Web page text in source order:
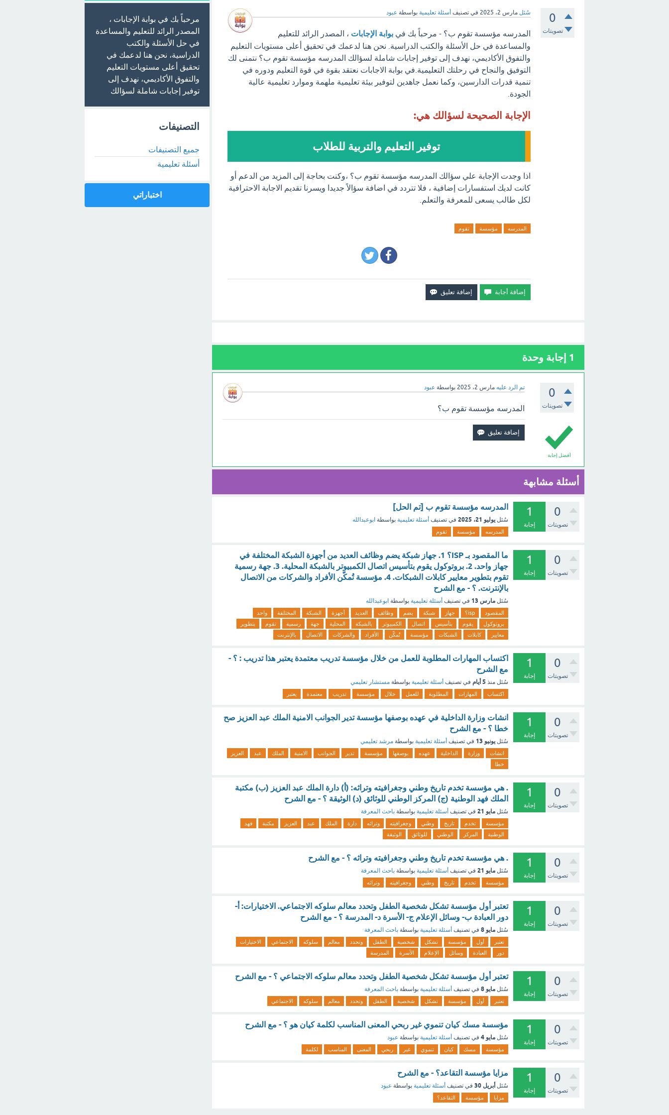
0
تصويتات
سُئل مارس 2، 2025 في تصنيف أسئلة تعليمية بواسطة عبود
المدرسه مؤسسة تقوم ب؟ - مرحباً بك في بوابة الإجابات ، المصدر الرائد للتعليم
والمساعدة في حل الأسئلة والكتب الدراسية. نحن هنا لدعمك في تحقيق أعلى مستويات التعليم
والتفوق الأكاديمي، نهدف إلى توفير إجابات شاملة لسؤالك المدرسه مؤسسة تقوم ب؟ نتمنى لك
التوفيق والنجاح في رحلتك التعليمية.في بوابة الاجابات نعتقد بقوة في قوة التعليم ودوره في
تنمية قدرات الدارسين، وكما نعمل جاهدين لتوفير بيئة تعليمية ملهمة وموارد تعليمية عالية
الجودة.
الإجابة الصحيحة لسؤالك هي:
توفير التعليم والتربية للطلاب
اذا وجدت الإجابة علي سؤالك المدرسه مؤسسة تقوم ب؟ ،وكنت بحاجة إلى المزيد من الدعم أو
كانت لديك استفسارات إضافية ، فلا تتردد في اضافة سؤالاً جديدا ويسرنا تقديم الاجابة الاحترافية
لكل طالب يسعى للمعرفة والتعلم.
المدرسه مؤسسة تقوم
1 إجابة وحدة
0
تصويتات
تم الرد عليه مارس 2، 2025 بواسطة عبود
أفضل إجابة
المدرسه مؤسسة تقوم ب؟
أسئلة مشابهة
0
تصويتات
1
إجابة
المدرسه مؤسسة تقوم ب [تم الحل]
سُئل يوليو 21، 2025 في تصنيف أسئلة تعليمية بواسطة ابوعبدالله
المدرسه مؤسسة تقوم
0
تصويتات
1
إجابة
ما المقصود بـ ISP؟ 1. جهاز شبكة يضم وظائف العديد من أجهزة الشبكة المختلفة في
جهاز واحد. 2. بروتوكول يقوم بتأسيس اتصال الكمبيوتر بالشبكة المحلية. 3. جهة رسمية
تقوم بتطوير معايير كابلات الشبكات. 4. مؤسسة تُمكّن الأفراد والشركات من الاتصال
بالإنترنت. ؟ - مع الشرح
سُئل مارس 13 في تصنيف أسئلة تعليمية بواسطة ابوعبدالله
المقصود isp؟ جهاز شبكة يضم وظائف العديد أجهزة الشبكة المختلفة
واحد
بروتوكول
يقوم بتأسيس اتصال الكمبيوتر بالشبكة المحلية جهة رسمية تقوم
بتطوير
معايير
كابلات الشبكات مؤسسة تُمكّن الأفراد والشركات الاتصال بالإنترنت
0
تصويتات
1
إجابة
اكتساب المهارات المطلوبة للعمل من خلال مؤسسة تدريب معتمدة يعتبر هذا تدريب : ؟ -
مع الشرح
سُئل منذ 5 أيام في تصنيف أسئلة تعليمية بواسطة مستشار تعليمي
اكتساب المهارات المطلوبة للعمل خلال مؤسسة تدريب معتمدة يعتبر
0
تصويتات
1
إجابة
انشات وزارة الداخلية في عهده بوصفها مؤسسة تدير الجوانب الامنية الملك عبد العزيز صح
خطا ؟ - مع الشرح
سُئل يونيو 13 في تصنيف أسئلة تعليمية بواسطة مرشد تعليمي
انشات وزارة الداخلية عهده بوصفها مؤسسة تدير الجوانب الامنية الملك عبد
العزيز
خطا
0
تصويتات
1
إجابة
. هي مؤسسة تخدم تاريخ وطني وجغرافيته وتراثه: (أ) دارة الملك عبد العزيز (ب) مكتبة
الملك فهد الوطنية (ج) المركز الوطني للوثائق (د) الوثيقة ؟ - مع الشرح
سُئل مايو 21 في تصنيف أسئلة تعليمية بواسطة باحث المعرفة
مؤسسة تخدم تاريخ وطني وجغرافيته وتراثه دارة الملك عبد العزيز مكتبة
فهد
الوطنية
المركز الوطني للوثائق الوثيقة
0
تصويتات
1
إجابة
. هي مؤسسة تخدم تاريخ وطني وجغرافيته وتراثه ؟ - مع الشرح
سُئل مايو 21 في تصنيف أسئلة تعليمية بواسطة باحث المعرفة
مؤسسة تخدم تاريخ وطني وجغرافيته وتراثه
0
تصويتات
1
إجابة
تعتبر أول مؤسسة تشكل شخصية الطفل وتحدد معالم سلوكه الاجتماعي. الاختيارات: أ-
دور العبادة ب- وسائل الإعلام ج- الأسرة د- المدرسة ؟ - مع الشرح
سُئل مايو 8 في تصنيف أسئلة تعليمية بواسطة باحث المعرفة
تعتبر أول مؤسسة تشكل شخصية الطفل وتحدد معالم سلوكه الاجتماعي
الاختيارات
دور
العبادة وسائل الإعلام الأسرة المدرسة
0
تصويتات
1
إجابة
تعتبر أول مؤسسة تشكل شخصية الطفل وتحدد معالم سلوكه الاجتماعي ؟ - مع الشرح
سُئل مايو 8 في تصنيف أسئلة تعليمية بواسطة باحث المعرفة
تعتبر أول مؤسسة تشكل شخصية الطفل وتحدد معالم سلوكه الاجتماعي
0
تصويتات
1
إجابة
مؤسسة مسك كيان تنموي غير ربحي المعنى المناسب لكلمة كيان هو ؟ - مع الشرح
سُئل مايو 4 في تصنيف أسئلة تعليمية بواسطة عبود
مؤسسة مسك كيان تنموي غير ربحي المعنى المناسب لكلمة
0
تصويتات
1
إجابة
مزايا مؤسسة التقاعد؟ - مع الشرح
سُئل أبريل 30 في تصنيف أسئلة تعليمية بواسطة عبود
مزايا مؤسسة التقاعد؟
مرحباً بك في بوابة الإجابات ،
المصدر الرائد للتعليم والمساعدة
في حل الأسئلة والكتب
الدراسية، نحن هنا لدعمك في
تحقيق أعلى مستويات التعليم
والتفوق الأكاديمي، نهدف إلى
توفير إجابات شاملة لسؤالك
التصنيفات
جميع التصنيفات
أسئلة تعليمية
اختباراتي